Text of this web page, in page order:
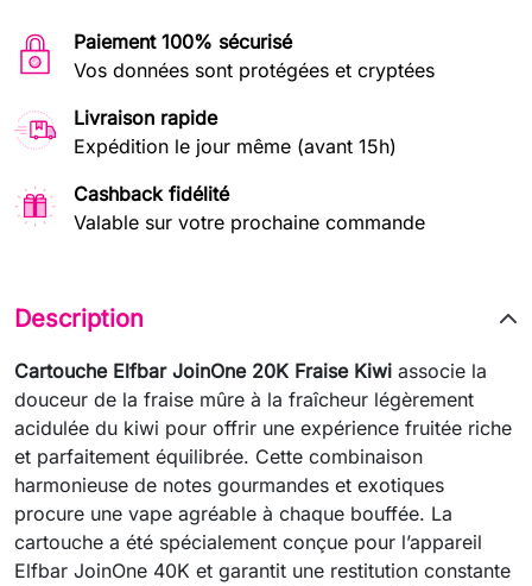
Paiement 100% sécurisé
Vos données sont protégées et cryptées
Livraison rapide
Expédition le jour même (avant 15h)
Cashback fidélité
Valable sur votre prochaine commande
Description
Cartouche Elfbar JoinOne 20K Fraise Kiwi associe la
douceur de la fraise mûre à la fraîcheur légèrement
acidulée du kiwi pour offrir une expérience fruitée riche
et parfaitement équilibrée. Cette combinaison
harmonieuse de notes gourmandes et exotiques
procure une vape agréable à chaque bouffée. La
cartouche a été spécialement conçue pour l’appareil
Elfbar JoinOne 40K et garantit une restitution constante